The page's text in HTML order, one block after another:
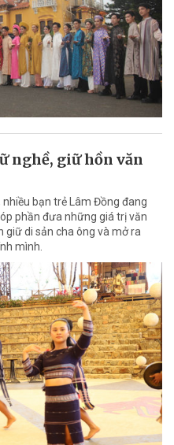
nghề, giữ hồn văn
bạn trẻ Lâm Đồng đang
phần đưa những giá trị văn
giữ di sản cha ông và mở ra
mình.